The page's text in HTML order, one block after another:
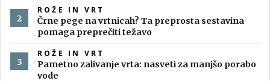
ROŽE IN VRT
Črne pege na vrtnicah? Ta preprosta sestavina
pomaga preprečiti težavo
ROŽE IN VRT
Pametno zalivanje vrta: nasveti za manjšo porabo
vode